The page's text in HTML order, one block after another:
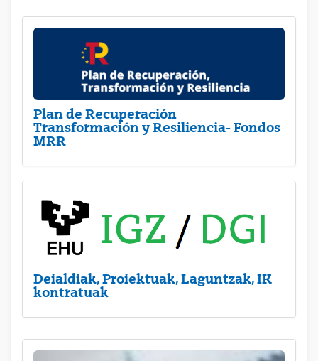
Plan de Recuperación
Transformación y Resiliencia- Fondos
MRR
Deialdiak, Proiektuak, Laguntzak, IK
kontratuak